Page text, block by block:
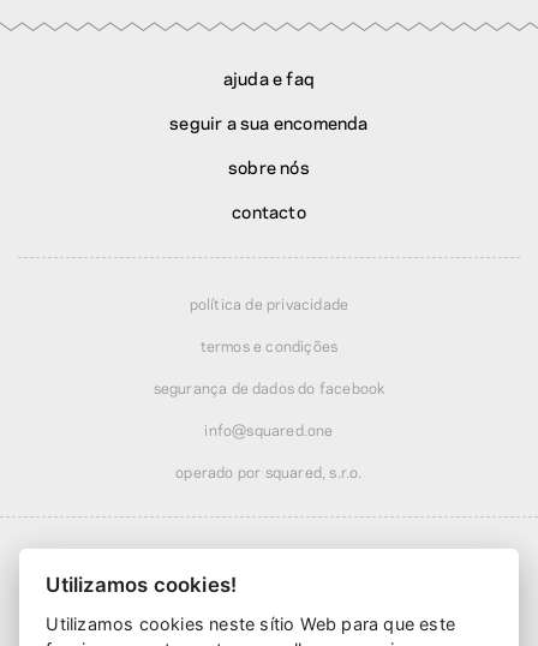
ajuda e faq
seguir a sua encomenda
sobre nós
contacto
política de privacidade
termos e condições
segurança de dados do facebook
info@squared.one
operado por squared, s.r.o.
Utilizamos cookies!
Utilizamos cookies neste sítio Web para que este